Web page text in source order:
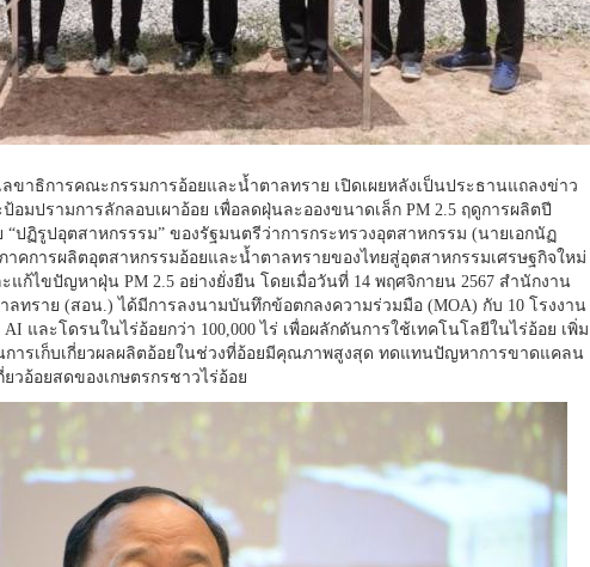
ขาธิการคณะกรรมการอ้อยและน้ำตาลทราย เปิดเผยหลังเป็นประธานแถลงข่าว
ป้อมปรามการลักลอบเผาอ้อย เพื่อลดฝุ่นละอองขนาดเล็ก PM 2.5 ฤดูการผลิตปี
“ปฏิรูปอุตสาหกรรรม” ของรัฐมนตรีว่าการกระทรวงอุตสาหกรรม (นายเอกนัฏ
คการผลิตอุตสาหกรรมอ้อยและน้ำตาลทรายของไทยสู่อุตสาหกรรมเศรษฐกิจใหม่
ก้ไขปัญหาฝุ่น PM 2.5 อย่างยั่งยืน โดยเมื่อวันที่ 14 พฤศจิกายน 2567 สำนักงาน
ทราย (สอน.) ได้มีการลงนามบันทึกข้อตกลงความร่วมมือ (MOA) กับ 10 โรงงาน
และโดรนในไร่อ้อยกว่า 100,000 ไร่ เพื่อผลักดันการใช้เทคโนโลยีในไร่อ้อย เพิ่ม
การเก็บเกี่ยวผลผลิตอ้อยในช่วงที่อ้อยมีคุณภาพสูงสุด ทดแทนปัญหาการขาดแคลน
ยวอ้อยสดของเกษตรกรชาวไร่อ้อย